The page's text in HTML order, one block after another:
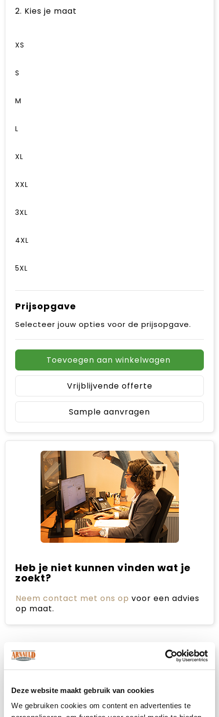
Deze website maakt gebruik van cookies
We gebruiken cookies om content en advertenties te
2. Kies je maat
XS
S
M
L
XL
XXL
3XL
4XL
5XL
Prijsopgave
Selecteer jouw opties voor de prijsopgave.
Toevoegen aan winkelwagen
Vrijblijvende offerte
Sample aanvragen
Heb je niet kunnen vinden wat je
zoekt?
Neem contact met ons op voor een advies
op maat.
Omschrijving
Klassieke polo met lange mouwen en een
moderne pasvorm. De polo is hoogwaardig
afgewerkt met ton sur ton knopen, zijsplitjes,